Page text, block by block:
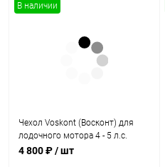
В наличии
Чехол Voskont (Восконт) для
лодочного мотора 4 - 5 л.с.
4 800 ₽/ шт